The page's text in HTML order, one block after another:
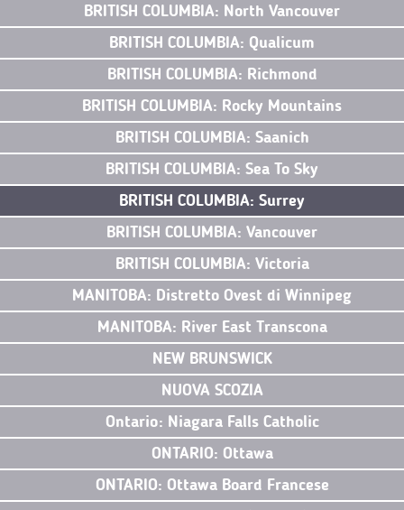
BRITISH COLUMBIA: North Vancouver
BRITISH COLUMBIA: Qualicum
BRITISH COLUMBIA: Richmond
BRITISH COLUMBIA: Rocky Mountains
BRITISH COLUMBIA: Saanich
BRITISH COLUMBIA: Sea To Sky
BRITISH COLUMBIA: Surrey
BRITISH COLUMBIA: Vancouver
BRITISH COLUMBIA: Victoria
MANITOBA: Distretto Ovest di Winnipeg
MANITOBA: River East Transcona
NEW BRUNSWICK
NUOVA SCOZIA
Ontario: Niagara Falls Catholic
ONTARIO: Ottawa
ONTARIO: Ottawa Board Francese